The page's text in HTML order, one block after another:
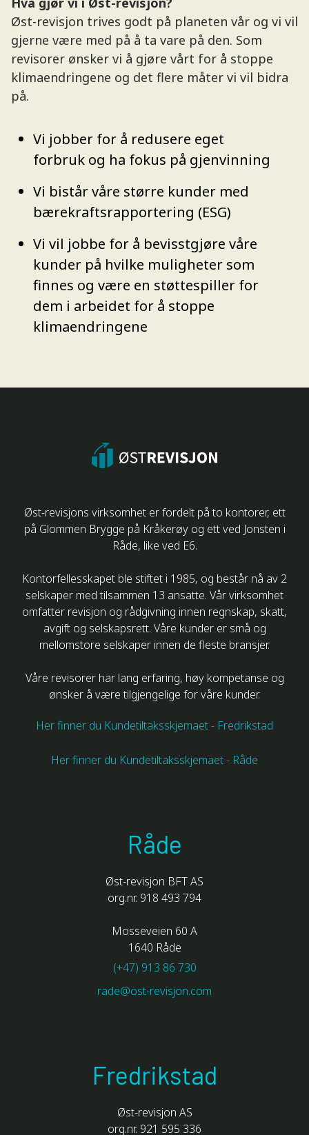
Øst-revisjon trives godt på planeten vår og vi vil
gjerne være med på å ta vare på den. Som
revisorer ønsker vi å gjøre vårt for å stoppe
klimaendringene og det flere måter vi vil bidra
på.
Vi jobber for å redusere eget
forbruk og ha fokus på gjenvinning
Vi bistår våre større kunder med
bærekraftsrapportering (ESG)
Vi vil jobbe for å bevisstgjøre våre
kunder på hvilke muligheter som
finnes og være en støttespiller for
dem i arbeidet for å stoppe
klimaendringene
Øst-revisjons virksomhet er fordelt på to kontorer, ett
på Glommen Brygge på Kråkerøy og ett ved Jonsten i
Råde, like ved E6.
Kontorfellesskapet ble stiftet i 1985, og består nå av 2
selskaper med tilsammen 13 ansatte. Vår virksomhet
omfatter revisjon og rådgivning innen regnskap, skatt,
avgift og selskapsrett. Våre kunder er små og
mellomstore selskaper innen de fleste bransjer.
Våre revisorer har lang erfaring, høy kompetanse og
ønsker å være tilgjengelige for våre kunder.
Her finner du Kundetiltaksskjemaet - Fredrikstad
Her finner du Kundetiltaksskjemaet - Råde
Råde
Øst-revisjon BFT AS
org.nr. 918 493 794
Mosseveien 60 A
1640 Råde
(+47) 913 86 730
rade@ost-revisjon.com
Fredrikstad
Øst-revisjon AS
org.nr. 921 595 336